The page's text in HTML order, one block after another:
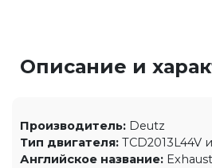
Описание и
Производитель: Deutz
Тип двигателя:
Английское название: